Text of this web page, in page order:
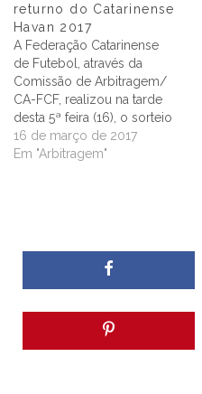
returno do Catarinense
Havan 2017
A Federação Catarinense
de Futebol, através da
Comissão de Arbitragem/
CA-FCF, realizou na tarde
desta 5ª feira (16), o sorteio
dos árbitros para os jogos
da 2ª rodada da 2ª Fase –
src="http://186.202.186.225
o_AoVivo.asp?
SelStart1=2017&SelStop1=20
17&SelStart2=&SelStop2=&S
16 de março de 2017
Em "Arbitragem"